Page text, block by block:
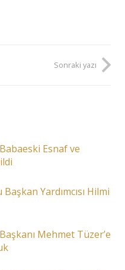
Sonraki yazı
Esnaf ve
Yardımcısı Hilmi
Mehmet Tüzer’e